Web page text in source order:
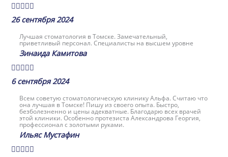

26 сентября 2024
Лучшая стоматология в Томске. Замечательный,
приветливый персонал. Специалисты на высшем уровне
Зинаида Камитова

6 сентября 2024
Всем советую стоматологическую клинику Альфа. Считаю что
она лучшая в Томске! Пишу из своего опыта. Быстро,
безболезненно и цены адекватные. Благодарю всех врачей
этой клиники. Особенно протезиста Александрова Георгия,
профессионал с золотыми руками.
Ильяс Мустафин
